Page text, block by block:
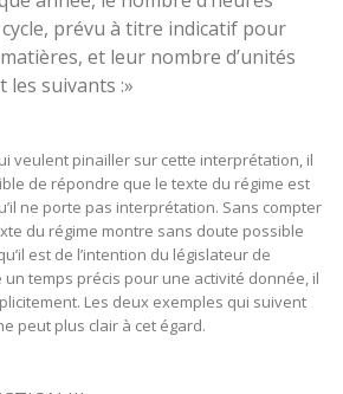
prévu à titre indicatif pour
et leur nombre d’unités
les suivants :»
veulent pinailler sur cette interprétation, il
de répondre que le texte du régime est
ne porte pas interprétation. Sans compter
du régime montre sans doute possible
est de l’intention du législateur de
un temps précis pour une activité donnée, il
Les deux exemples qui suivent
peut plus clair à cet égard.